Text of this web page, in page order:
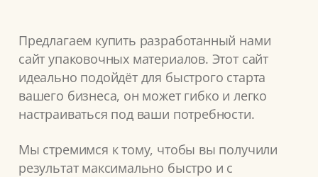
Предлагаем купить разработанный нами
сайт упаковочных материалов. Этот сайт
идеально подойдёт для быстрого старта
вашего бизнеса, он может гибко и легко
настраиваться под ваши потребности.
Мы стремимся к тому, чтобы вы получили
результат максимально быстро и с